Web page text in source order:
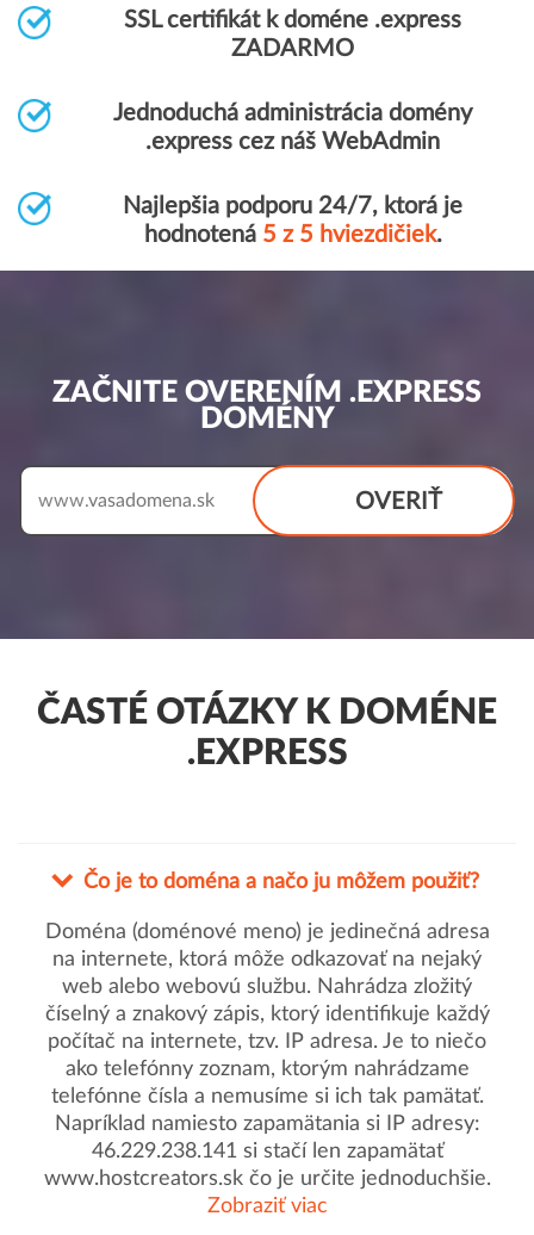
SSL certifikát k doméne .express
ZADARMO
Jednoduchá administrácia domény
.express cez náš WebAdmin
Najlepšia podporu 24/7, ktorá je
hodnotená 5 z 5 hviezdičiek.
ZAČNITE OVERENÍM .EXPRESS
DOMÉNY
OVERIŤ
www.
ČASTÉ OTÁZKY K DOMÉNE
.EXPRESS
Čo je to doména a načo ju môžem použiť?
Doména (doménové meno) je jedinečná adresa
na internete, ktorá môže odkazovať na nejaký
web alebo webovú službu. Nahrádza zložitý
číselný a znakový zápis, ktorý identifikuje každý
počítač na internete, tzv. IP adresa. Je to niečo
ako telefónny zoznam, ktorým nahrádzame
telefónne čísla a nemusíme si ich tak pamätať.
Napríklad namiesto zapamätania si IP adresy:
46.229.238.141 si stačí len zapamätať
www.hostcreators.sk čo je určite jednoduchšie.
Zobraziť viac